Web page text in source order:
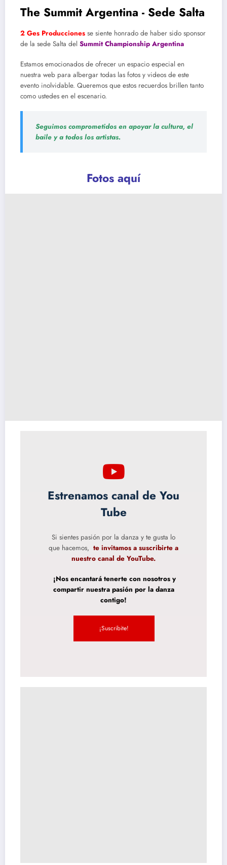
The Summit Argentina - Sede Salta
2 Ges Producciones se siente honrado de haber sido sponsor
de la sede Salta del Summit Championship Argentina
Estamos emocionados de ofrecer un espacio especial en
nuestra web para albergar todas las fotos y videos de este
evento inolvidable. Queremos que estos recuerdos brillen tanto
como ustedes en el escenario.
Seguimos comprometidos en apoyar la cultura, el
baile y a todos los artistas.
Fotos aquí
Estrenamos canal de You
Tube
Si sientes pasión por la danza y te gusta lo
que hacemos, te invitamos a suscribirte a
nuestro canal de YouTube.
¡Nos encantará tenerte con nosotros y
compartir nuestra pasión por la danza
contigo!
¡Suscribite!